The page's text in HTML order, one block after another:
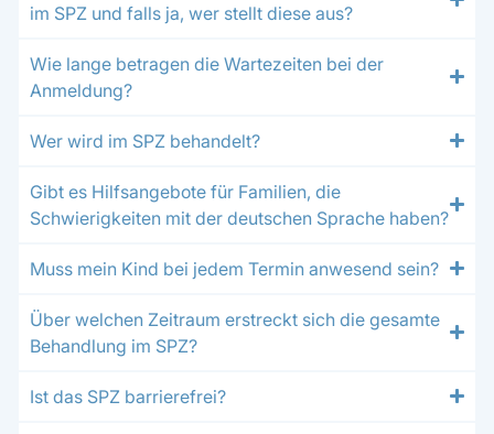
im SPZ und falls ja, wer stellt diese aus?
Wie lange betragen die Wartezeiten bei der
Anmeldung?
Wer wird im SPZ behandelt?
Gibt es Hilfsangebote für Familien, die
Schwierigkeiten mit der deutschen Sprache haben?
Muss mein Kind bei jedem Termin anwesend sein?
Über welchen Zeitraum erstreckt sich die gesamte
Behandlung im SPZ?
Ist das SPZ barrierefrei?